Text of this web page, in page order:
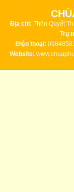
Địa chỉ: Thôn Quyết
Trụ
Điện thoại:
Website: